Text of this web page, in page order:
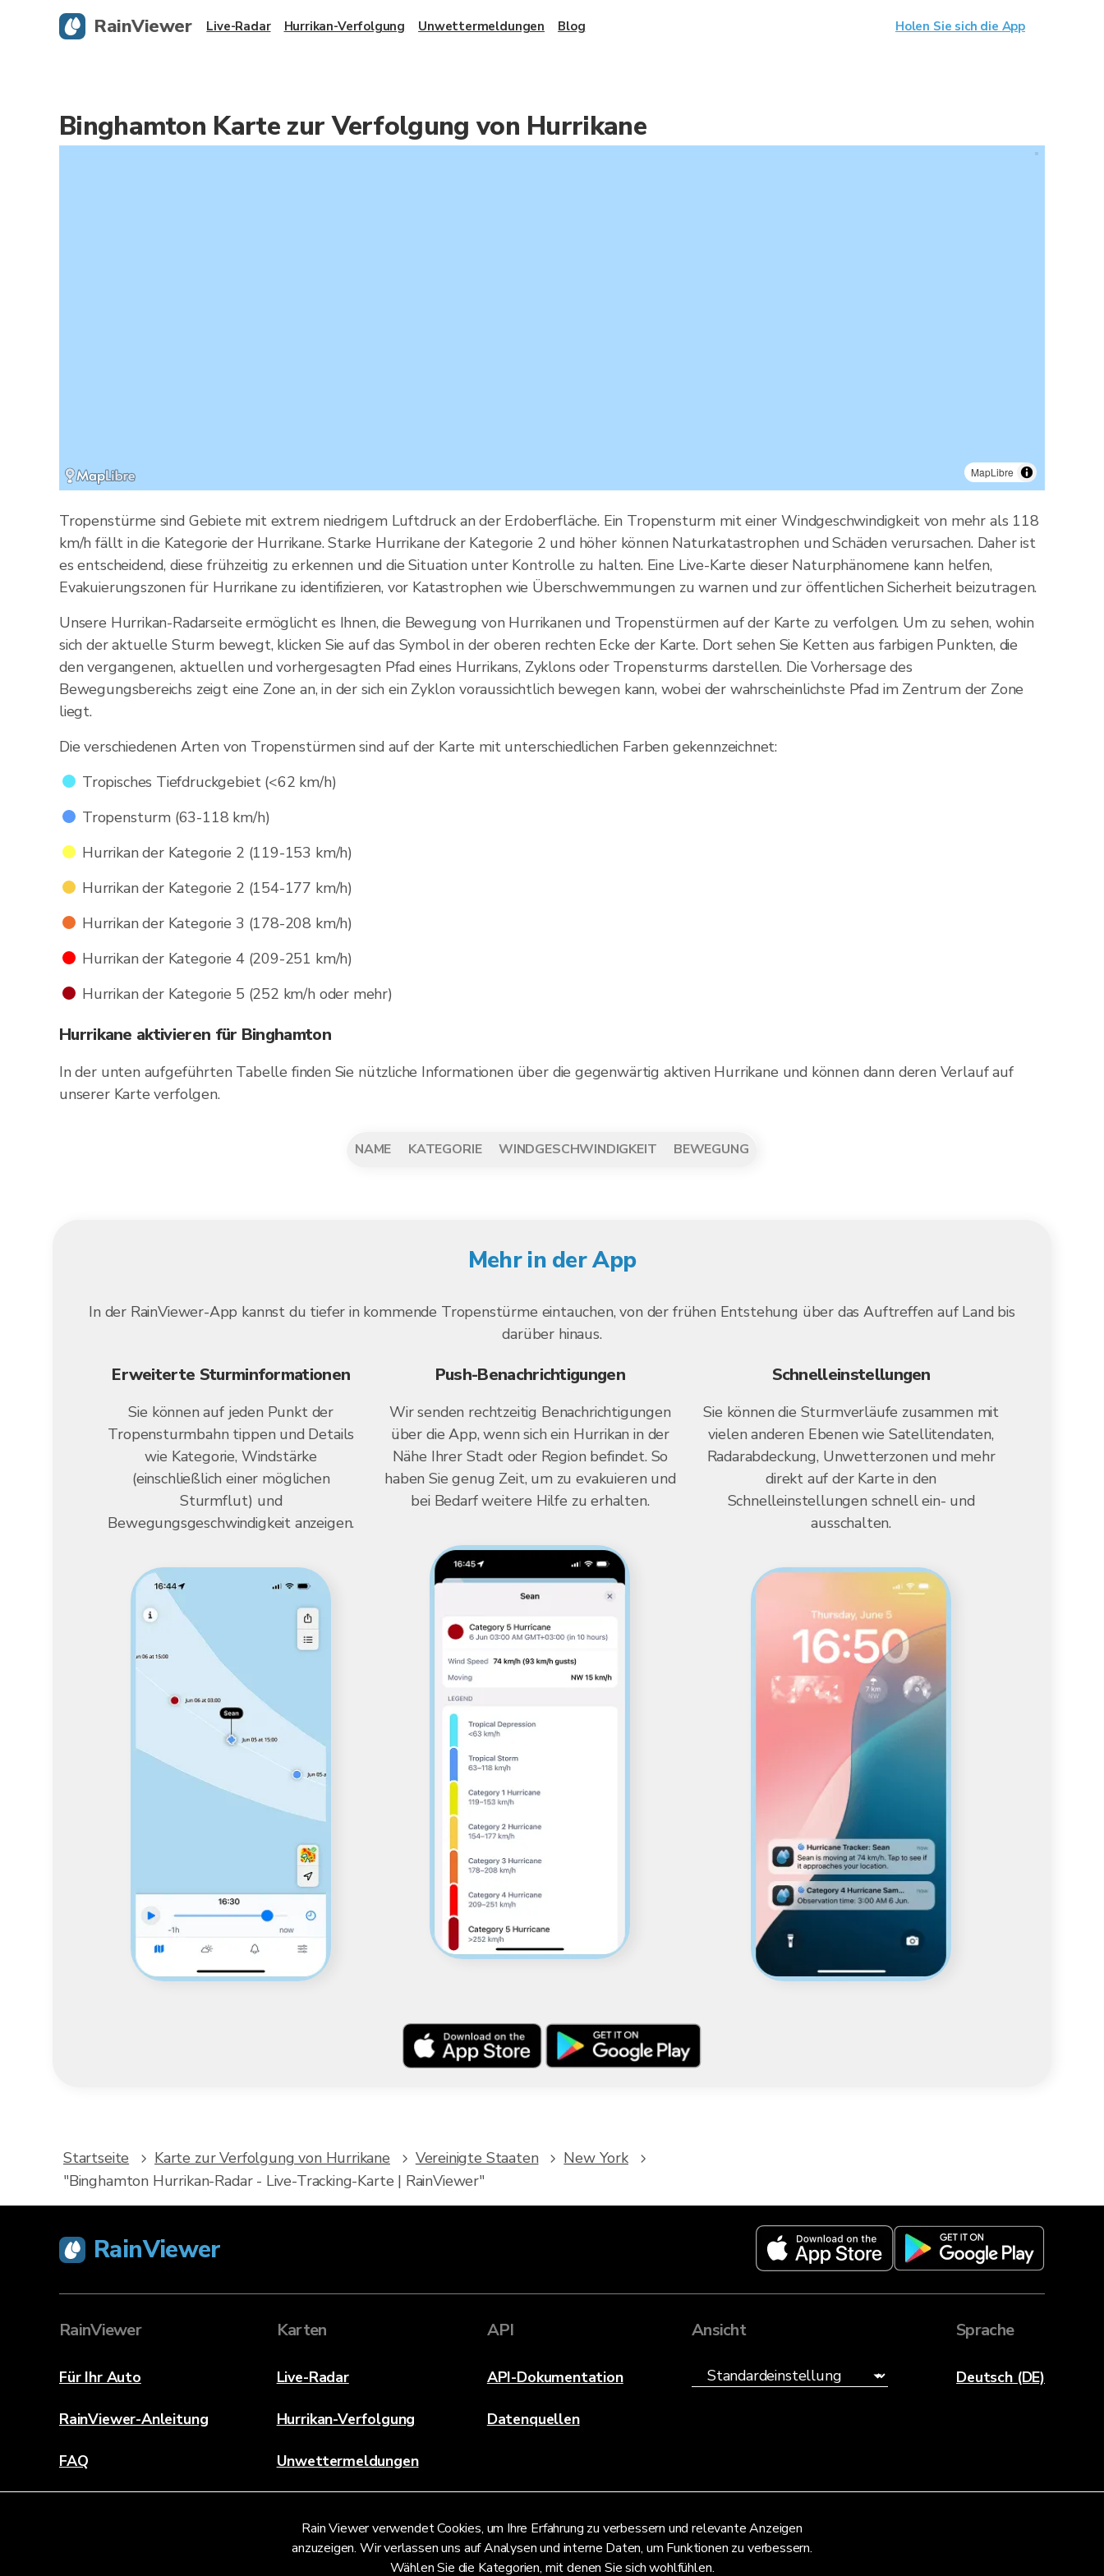
Binghamton Karte zur Verfolgung von Hurrikane
MapLibre
Tropenstürme sind Gebiete mit extrem niedrigem Luftdruck an der Erdoberfläche. Ein Tropensturm mit einer Windgeschwindigkeit von mehr als 118
km/h fällt in die Kategorie der Hurrikane. Starke Hurrikane der Kategorie 2 und höher können Naturkatastrophen und Schäden verursachen. Daher ist
es entscheidend, diese frühzeitig zu erkennen und die Situation unter Kontrolle zu halten. Eine Live-Karte dieser Naturphänomene kann helfen,
Evakuierungszonen für Hurrikane zu identifizieren, vor Katastrophen wie Überschwemmungen zu warnen und zur öffentlichen Sicherheit beizutragen.
Unsere Hurrikan-Radarseite ermöglicht es Ihnen, die Bewegung von Hurrikanen und Tropenstürmen auf der Karte zu verfolgen. Um zu sehen, wohin
sich der aktuelle Sturm bewegt, klicken Sie auf das Symbol in der oberen rechten Ecke der Karte. Dort sehen Sie Ketten aus farbigen Punkten, die
den vergangenen, aktuellen und vorhergesagten Pfad eines Hurrikans, Zyklons oder Tropensturms darstellen. Die Vorhersage des
Bewegungsbereichs zeigt eine Zone an, in der sich ein Zyklon voraussichtlich bewegen kann, wobei der wahrscheinlichste Pfad im Zentrum der Zone
liegt.
Die verschiedenen Arten von Tropenstürmen sind auf der Karte mit unterschiedlichen Farben gekennzeichnet:
Tropisches Tiefdruckgebiet (<62 km/h)
Tropensturm (63-118 km/h)
Hurrikan der Kategorie 2 (119-153 km/h)
Hurrikan der Kategorie 2 (154-177 km/h)
Hurrikan der Kategorie 3 (178-208 km/h)
Hurrikan der Kategorie 4 (209-251 km/h)
Hurrikan der Kategorie 5 (252 km/h oder mehr)
Hurrikane aktivieren für Binghamton
In der unten aufgeführten Tabelle finden Sie nützliche Informationen über die gegenwärtig aktiven Hurrikane und können dann deren Verlauf auf
unserer Karte verfolgen.
NAME KATEGORIE WINDGESCHWINDIGKEIT BEWEGUNG
Mehr in der App
In der RainViewer-App kannst du tiefer in kommende Tropenstürme eintauchen, von der frühen Entstehung über das Auftreffen auf Land bis
darüber hinaus.
Erweiterte Sturminformationen
Sie können auf jeden Punkt der
Tropensturmbahn tippen und Details
wie Kategorie, Windstärke
(einschließlich einer möglichen
Sturmflut) und
Bewegungsgeschwindigkeit anzeigen.
Push-Benachrichtigungen
Wir senden rechtzeitig Benachrichtigungen
über die App, wenn sich ein Hurrikan in der
Nähe Ihrer Stadt oder Region befindet. So
haben Sie genug Zeit, um zu evakuieren und
bei Bedarf weitere Hilfe zu erhalten.
Schnelleinstellungen
Sie können die Sturmverläufe zusammen mit
vielen anderen Ebenen wie Satellitendaten,
Radarabdeckung, Unwetterzonen und mehr
direkt auf der Karte in den
Schnelleinstellungen schnell ein- und
ausschalten.
Rain Viewer verwendet Cookies, um Ihre Erfahrung zu verbessern und relevante Anzeigen
anzuzeigen. Wir verlassen uns auf Analysen und interne Daten, um Funktionen zu verbessern.
Wählen Sie die Kategorien, mit denen Sie sich wohlfühlen.
Startseite Karte zur Verfolgung von Hurrikane Vereinigte Staaten
New York
"Binghamton Hurrikan-Radar - Live-Tracking-Karte | RainViewer"
RainViewer
RainViewer
Für Ihr Auto
RainViewer-Anleitung
FAQ
Karten
Live-Radar
Hurrikan-Verfolgung
Unwettermeldungen
API
API-Dokumentation
Datenquellen
Ansicht Sprache
Deutsch (DE)
RainViewer Live-Radar Hurrikan-Verfolgung Unwettermeldungen Blog Holen Sie sich die App